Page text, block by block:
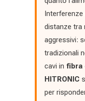
distanze tra
aggressivi:
tradizionali
cavi in fibra
HITRONIC
per